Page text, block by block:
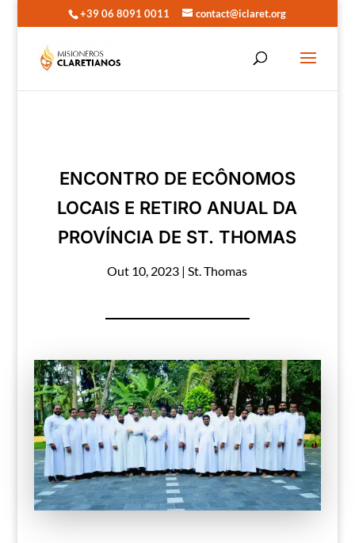
+39 06 8091 0011 contact@iclaret.org
ENCONTRO DE ECÔNOMOS
LOCAIS E RETIRO ANUAL DA
PROVÍNCIA DE ST. THOMAS
Out 10, 2023 |St. Thomas